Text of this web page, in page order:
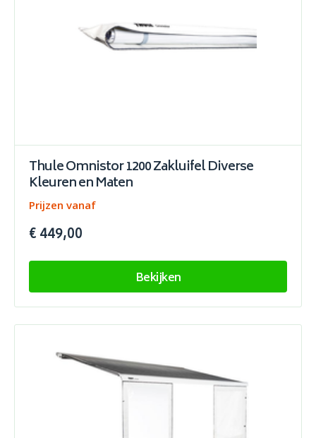
Thule Omnistor 1200 Zakluifel Diverse
Kleuren en Maten
Prijzen vanaf
€ 449,00
Bekijken